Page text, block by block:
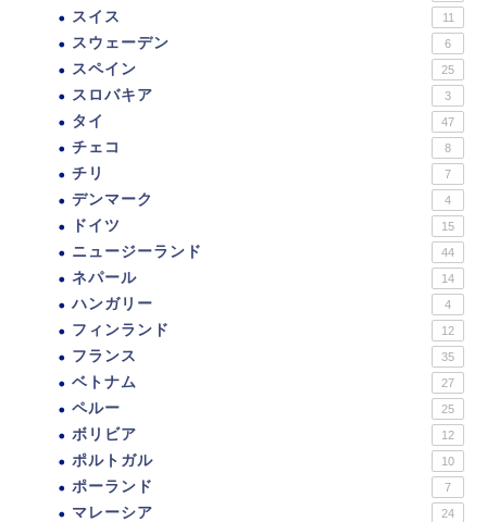
スイス 11
スウェーデン 6
スペイン 25
スロバキア 3
タイ 47
チェコ 8
チリ 7
デンマーク 4
ドイツ 15
ニュージーランド 44
ネパール 14
ハンガリー 4
フィンランド 12
フランス 35
ベトナム 27
ペルー 25
ボリビア 12
ポルトガル 10
ポーランド 7
マレーシア 24